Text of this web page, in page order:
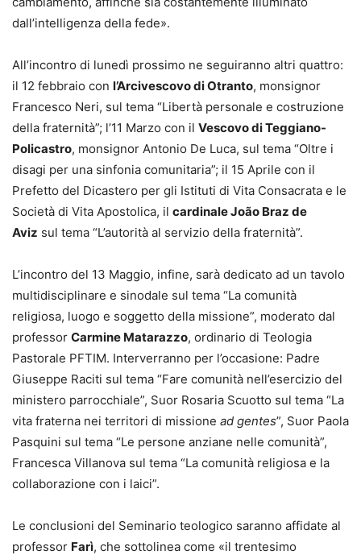
dall’intelligenza della fede».
All’incontro di lunedì prossimo ne seguiranno altri quattro:
il 12 febbraio con l’Arcivescovo di Otranto, monsignor
Francesco Neri, sul tema “Libertà personale e costruzione
della fraternità”; l’11 Marzo con il Vescovo di Teggiano-
Policastro, monsignor Antonio De Luca, sul tema “Oltre i
disagi per una sinfonia comunitaria”; il 15 Aprile con il
Prefetto del Dicastero per gli Istituti di Vita Consacrata e le
Società di Vita Apostolica, il cardinale João Braz de
Aviz sul tema “L’autorità al servizio della fraternità”.
L’incontro del 13 Maggio, infine, sarà dedicato ad un tavolo
multidisciplinare e sinodale sul tema “La comunità
religiosa, luogo e soggetto della missione”, moderato dal
professor Carmine Matarazzo, ordinario di Teologia
Pastorale PFTIM. Interverranno per l’occasione: Padre
Giuseppe Raciti sul tema “Fare comunità nell’esercizio del
ministero parrocchiale”, Suor Rosaria Scuotto sul tema “La
vita fraterna nei territori di missione ad gentes”, Suor Paola
Pasquini sul tema “Le persone anziane nelle comunità”,
Francesca Villanova sul tema “La comunità religiosa e la
collaborazione con i laici”.
Le conclusioni del Seminario teologico saranno affidate al
professor Farì, che sottolinea come «il trentesimo